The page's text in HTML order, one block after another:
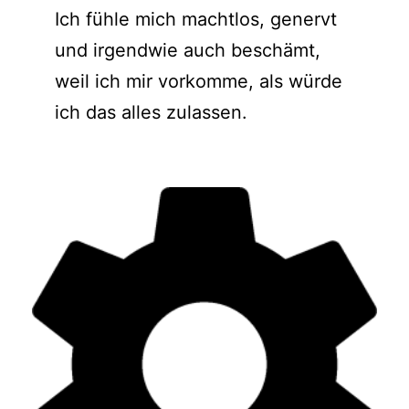
Ich fühle mich machtlos, genervt
und irgendwie auch beschämt,
weil ich mir vorkomme, als würde
ich das alles zulassen.